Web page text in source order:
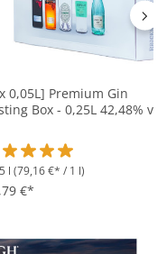
5 Sternen
0,05L] Premium Gin
Box - 0,25L 42,48% vol
l (79,16 €* / 1 l)
€*